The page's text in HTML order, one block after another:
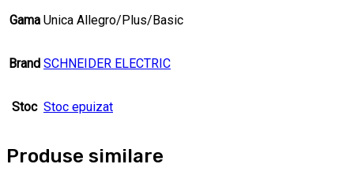
Gama Unica Allegro/Plus/Basic
Brand SCHNEIDER ELECTRIC
Stoc Stoc epuizat
Produse similare